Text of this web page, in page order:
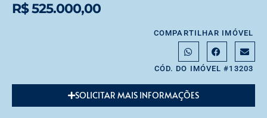
R$ 525.000,00
COMPARTILHAR IMÓVEL
CÓD. DO IMÓVEL #13203
SOLICITAR MAIS INFORMAÇÕES